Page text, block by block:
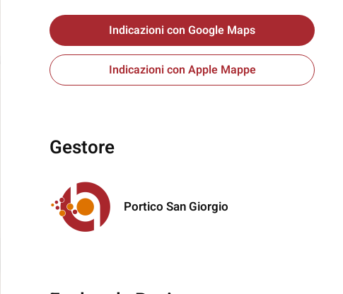
Indicazioni con Google Maps
Indicazioni con Apple Mappe
Gestore
Portico San Giorgio